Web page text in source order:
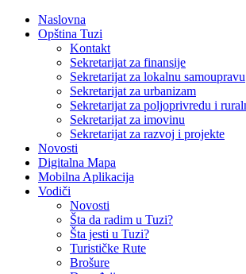
Naslovna
Opština Tuzi
Kontakt
Sekretarijat za finansije
Sekretarijat za lokalnu samoupravu
Sekretarijat za urbanizam
Sekretarijat za poljoprivredu i
Sekretarijat za imovinu
Sekretarijat za razvoj i projekte
Novosti
Digitalna Mapa
Mobilna Aplikacija
Vodiči
Novosti
Šta da radim u Tuzi?
Šta jesti u Tuzi?
Turističke Rute
Brošure